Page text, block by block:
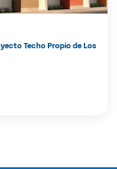
Techo Propio de Los